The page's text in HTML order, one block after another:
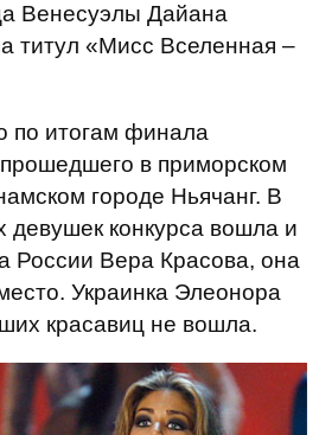
Венесуэлы Дайана
титул «Мисс Вселенная –
по итогам финала
в приморском
городе Ньячанг. В
девушек конкурса вошла и
России Вера Красова, она
Украинка Элеонора
красавиц не вошла.